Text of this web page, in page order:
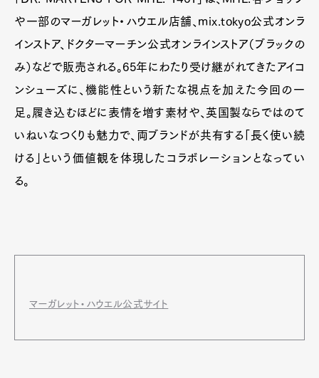
や一部のマーガレット・ハウエル店舗、mix.tokyo公式オンラ
インストア、ドクターマーチン公式オンラインストア（ブラックの
み）などで販売される。65年にわたり受け継がれてきたアイコ
ンシューズに、機能性という新たな視点を加えた今回の一
足。履き込むほどに表情を増す素材や、英国製ならではのて
いねいなつくりも魅力で、両ブランドが共有する「長く使い続
ける」という価値観を体現したコラボレーションとなってい
る。
マーガレット・ハウエル公式サイト